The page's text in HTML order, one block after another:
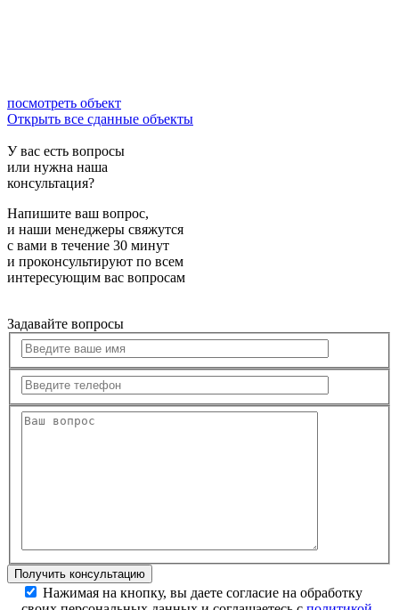
посмотреть объект
Открыть все сданные объекты
У вас есть вопросы
или нужна наша
консультация?
Напишите ваш вопрос,
и наши менеджеры свяжутся
с вами в течение 30 минут
и проконсультируют по всем
интересующим вас вопросам
Задавайте вопросы
Нажимая на кнопку, вы даете согласие на обработку